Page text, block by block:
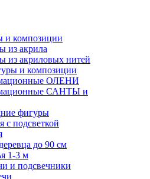
и композиции
из акрила
из акриловых нитей
и композиции
ОЛЕНИ
САНТЫ и
фигуры
с подсветкой
до 90 см
1-3 м
и подсвечники